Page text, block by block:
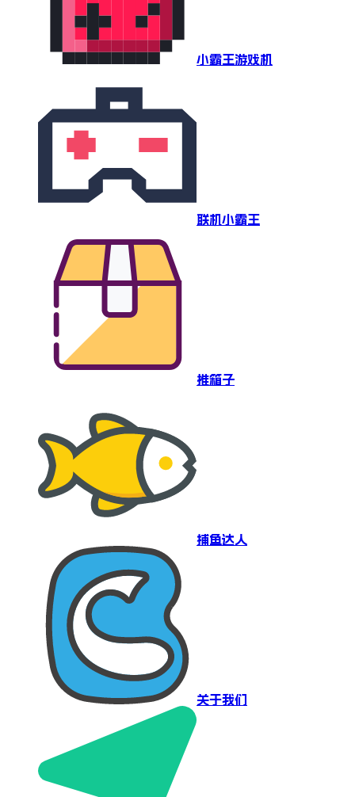
小霸王游戏机
联机小霸王
推箱子
捕鱼达人
关于我们